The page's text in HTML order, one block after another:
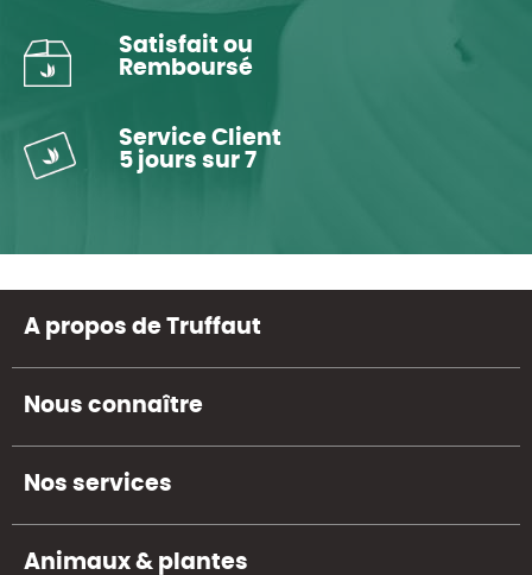
Satisfait ou
Remboursé
Service Client
5 jours sur 7
A propos de Truffaut
Nous connaître
Nos services
Animaux & plantes